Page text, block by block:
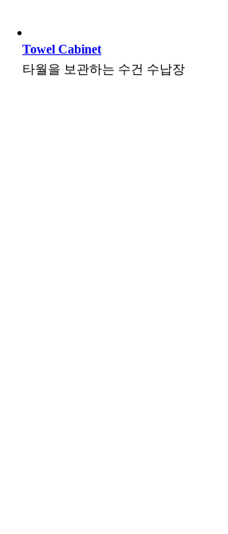
Towel Cabinet
타월을 보관하는 수건 수납장